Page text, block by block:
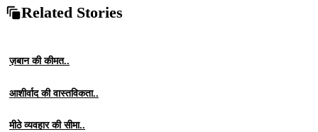
Related Stories
ज़बान की कीमत..
आशीर्वाद की वास्तविकता..
मीठे व्यवहार की सीमा..